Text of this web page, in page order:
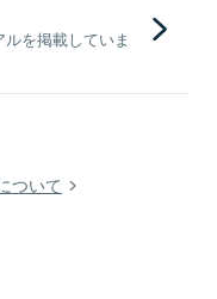
を掲載していま
ついて